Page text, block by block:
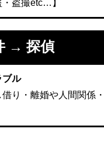
・盗撮etc…】
→ 探偵
ブル
借り・離婚や人間関係